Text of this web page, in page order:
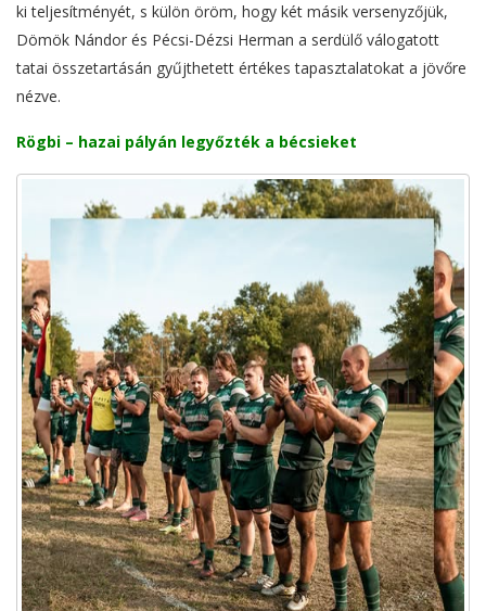
ki teljesítményét, s külön öröm, hogy két másik versenyzőjük,
Dömök Nándor és Pécsi-Dézsi Herman a serdülő válogatott
tatai összetartásán gyűjthetett értékes tapasztalatokat a jövőre
nézve.
Rögbi – hazai pályán legyőzték a bécsieket